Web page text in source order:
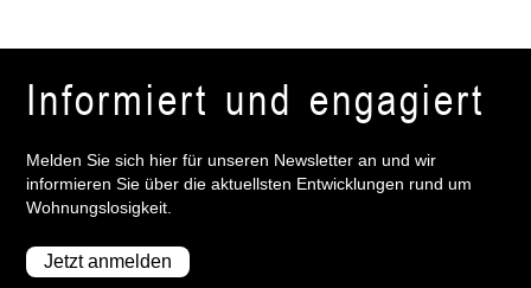
Informiert und engagiert
Melden Sie sich hier für unseren Newsletter an und wir
informieren Sie über die aktuellsten Entwicklungen rund um
Wohnungslosigkeit.
Jetzt anmelden